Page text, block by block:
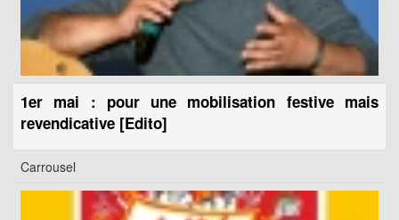
1er mai : pour une mobilisation festive mais
revendicative [Edito]
Carrousel